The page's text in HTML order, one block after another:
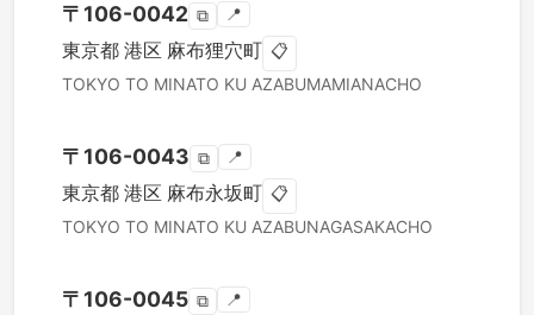
〒 106-0042 ⧉ 📍
東京都 港区 麻布狸穴町 📋
TOKYO TO MINATO KU AZABUMAMIANACHO
〒 106-0043 ⧉ 📍
東京都 港区 麻布永坂町 📋
TOKYO TO MINATO KU AZABUNAGASAKACHO
〒 106-0045 ⧉ 📍